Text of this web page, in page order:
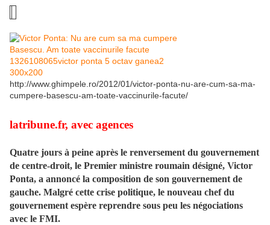
http://www.ghimpele.ro/2012/01/victor-ponta-nu-are-cum-sa-ma-
cumpere-basescu-am-toate-vaccinurile-facute/
latribune.fr, avec agences
Quatre jours à peine après le renversement du gouvernement
de centre-droit, le Premier ministre roumain désigné, Victor
Ponta, a annoncé la composition de son gouvernement de
gauche. Malgré cette crise politique, le nouveau chef du
gouvernement espère reprendre sous peu les négociations
avec le FMI.